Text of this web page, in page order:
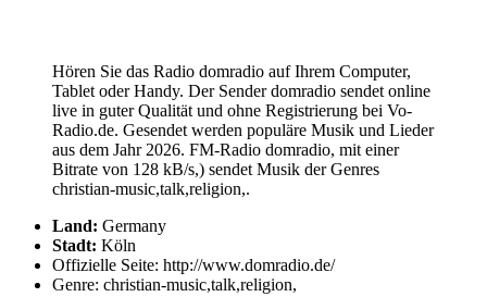
Hören Sie das Radio domradio auf Ihrem Computer,
Tablet oder Handy. Der Sender domradio sendet online
live in guter Qualität und ohne Registrierung bei Vo-
Radio.de. Gesendet werden populäre Musik und Lieder
aus dem Jahr 2026. FM-Radio domradio, mit einer
Bitrate von 128 kB/s,) sendet Musik der Genres
christian-music,talk,religion,.
Land: Germany
Stadt: Köln
Offizielle Seite: http://www.domradio.de/
Genre: christian-music,talk,religion,